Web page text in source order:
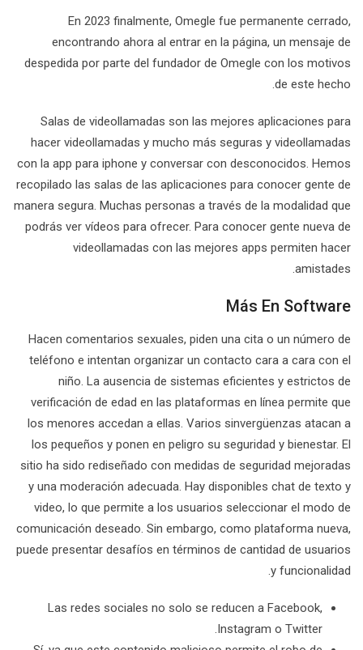
En 2023 finalmente, Omegle fue permanente cerrado,
encontrando ahora al entrar en la página, un mensaje de
despedida por parte del fundador de Omegle con los motivos
de este hecho.
Salas de videollamadas son las mejores aplicaciones para
hacer videollamadas y mucho más seguras y videollamadas
con la app para iphone y conversar con desconocidos. Hemos
recopilado las salas de las aplicaciones para conocer gente de
manera segura. Muchas personas a través de la modalidad que
podrás ver vídeos para ofrecer. Para conocer gente nueva de
videollamadas con las mejores apps permiten hacer
amistades.
Más En Software
Hacen comentarios sexuales, piden una cita o un número de
teléfono e intentan organizar un contacto cara a cara con el
niño. La ausencia de sistemas eficientes y estrictos de
verificación de edad en las plataformas en línea permite que
los menores accedan a ellas. Varios sinvergüenzas atacan a
los pequeños y ponen en peligro su seguridad y bienestar. El
sitio ha sido rediseñado con medidas de seguridad mejoradas
y una moderación adecuada. Hay disponibles chat de texto y
video, lo que permite a los usuarios seleccionar el modo de
comunicación deseado. Sin embargo, como plataforma nueva,
puede presentar desafíos en términos de cantidad de usuarios
y funcionalidad.
Las redes sociales no solo se reducen a Facebook,
Instagram o Twitter.